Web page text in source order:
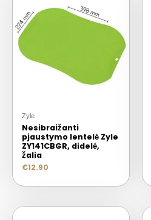
Zyle
Nesibraižanti
pjaustymo lentelė Zyle
ZY141CBGR, didelė,
žalia
€12.90